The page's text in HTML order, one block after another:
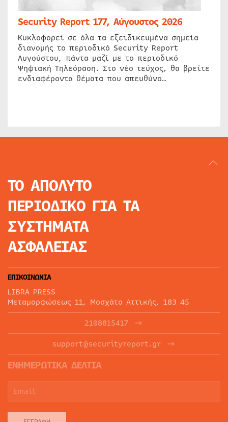
Security Report 177, Αύγουστος 2026
Κυκλοφορεί σε όλα τα εξειδικευμένα σημεία
διανομής το περιοδικό Security Report
Αυγούστου, πάντα μαζί με το περιοδικό
Ψηφιακή Τηλεόραση. Στο νέο τεύχος, θα βρείτε
ενδιαφέροντα θέματα που απευθύνο…
ΤΟ ΑΠΟΛΥΤΟ
ΠΕΡΙΟΔΙΚΟ ΓΙΑ ΤΑ
ΣΥΣΤΗΜΑΤΑ
ΑΣΦΑΛΕΙΑΣ
ΕΠΙΚΟΙΝΩΝΙΑ
LIBRA PRESS
Μεταμορφώσεως 11, Μοσχάτο Αττικής, 183 45
2108815417
support@securityreport.gr
ΕΝΗΜΕΡΩΤΙΚΑ ΔΕΛΤΙΑ